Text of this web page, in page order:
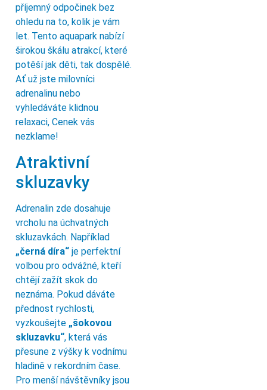
příjemný odpočinek bez
ohledu na to, kolik je vám
let. Tento aquapark nabízí
širokou škálu atrakcí, které
potěší jak děti, tak dospělé.
Ať už jste milovníci
adrenalinu nebo
vyhledáváte klidnou
relaxaci, Cenek vás
nezklame!
Atraktivní
skluzavky
Adrenalin zde dosahuje
vrcholu na úchvatných
skluzavkách. Například
„černá díra“ je perfektní
volbou pro odvážné, kteří
chtějí zažít skok do
neznáma. Pokud dáváte
přednost rychlosti,
vyzkoušejte „šokovou
skluzavku“, která vás
přesune z výšky k vodnímu
hladině v rekordním čase.
Pro menší návštěvníky jsou